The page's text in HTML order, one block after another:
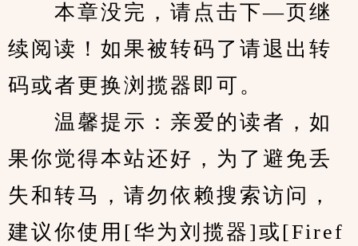
本章没完，请点击下—页继
续阅读！如果被转码了请退出转
码或者更换浏揽器即可。
温馨提示：亲爱的读者，如
果你觉得本站还好，为了避免丢
失和转马，请勿依赖搜索访问，
建议你使用[华为刘揽器]或[Firef